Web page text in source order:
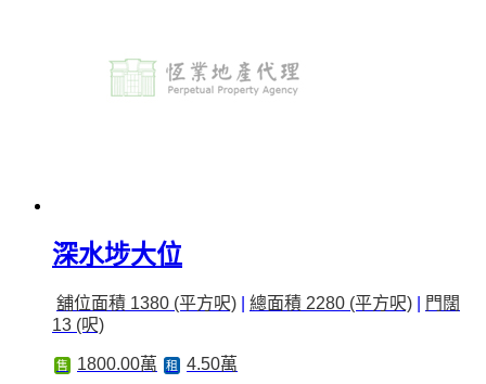
深水埗大位
舖位面積 1380 (平方呎) 總面積 2280 (平方呎)
門闊
13 (呎)
售 1800.00萬 租 4.50萬